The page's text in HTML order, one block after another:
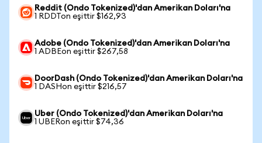
Reddit (Ondo Tokenized)'dan Amerikan Doları'na
1 RDDTon eşittir $162,93
Adobe (Ondo Tokenized)'dan Amerikan Doları'na
1 ADBEon eşittir $267,58
DoorDash (Ondo Tokenized)'dan Amerikan Doları'na
1 DASHon eşittir $216,57
Uber (Ondo Tokenized)'dan Amerikan Doları'na
1 UBERon eşittir $74,36